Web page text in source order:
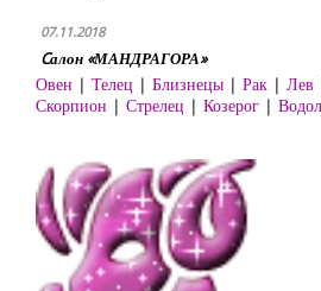
07.11.2018
Cалон «МАНДРАГОРА»
Овен | Телец | Близнецы | Рак | Лев
Скорпион | Стрелец | Козерог |